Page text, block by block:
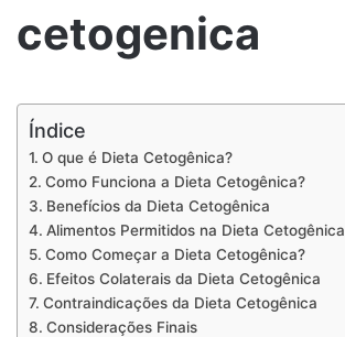
cetogenica
Índice
O que é Dieta Cetogênica?
Como Funciona a Dieta Cetogênica?
Benefícios da Dieta Cetogênica
Alimentos Permitidos na Dieta Cetogênica
Como Começar a Dieta Cetogênica?
Efeitos Colaterais da Dieta Cetogênica
Contraindicações da Dieta Cetogênica
Considerações Finais